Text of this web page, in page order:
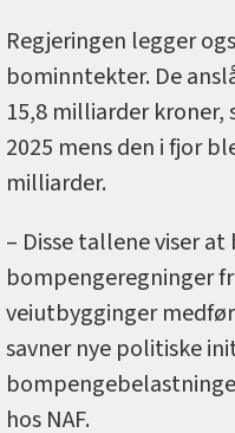
Regjeringen legger
bominntekter. De
15,8 milliarder kroner,
2025 mens den i fjor
milliarder.
– Disse tallene viser
bompengeregninger
veiutbygginger
savner nye politiske
hos NAF.